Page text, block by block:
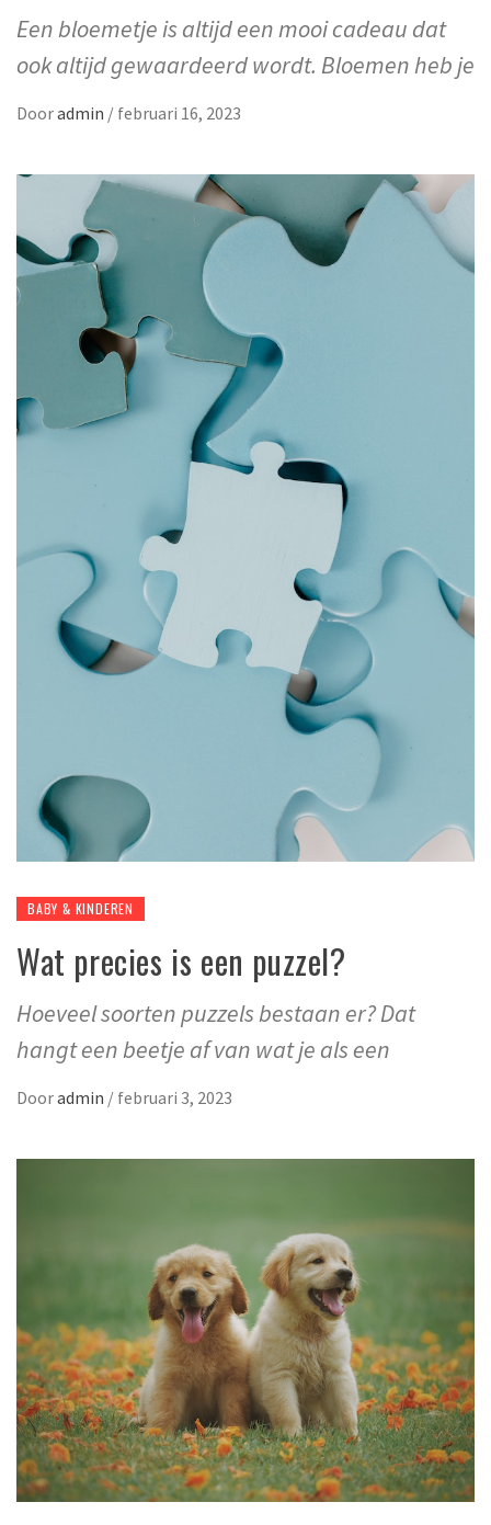
Een bloemetje is altijd een mooi cadeau dat
ook altijd gewaardeerd wordt. Bloemen heb je
Dooradmin / februari 16, 2023
BABY & KINDEREN
Wat precies is een puzzel?
Hoeveel soorten puzzels bestaan ​​er? Dat
hangt een beetje af van wat je als een
Dooradmin / februari 3, 2023